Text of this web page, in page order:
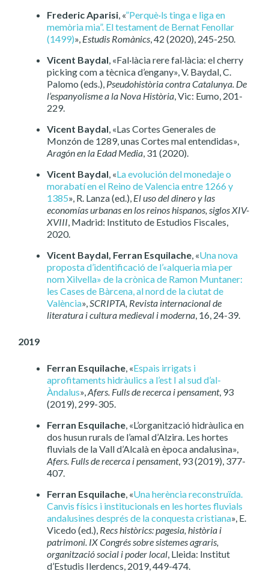
Frederic Aparisi, «”Perquè·ls tinga e liga en
memòria mia”. El testament de Bernat Fenollar
(1499)», Estudis Romànics, 42 (2020), 245-250.
Vicent Baydal, «Fal·làcia rere fal·làcia: el cherry
picking com a tècnica d’engany», V. Baydal, C.
Palomo (eds.), Pseudohistòria contra Catalunya. De
l’espanyolisme a la Nova Història, Vic: Eumo, 201-
229.
Vicent Baydal, «Las Cortes Generales de
Monzón de 1289, unas Cortes mal entendidas»,
Aragón en la Edad Media, 31 (2020).
Vicent Baydal, «La evolución del monedaje o
morabatí en el Reino de Valencia entre 1266 y
1385», R. Lanza (ed.), El uso del dinero y las
economías urbanas en los reinos hispanos, siglos XIV-
XVIII, Madrid: Instituto de Estudios Fiscales,
2020.
Vicent Baydal, Ferran Esquilache, «Una nova
proposta d’identificació de l’«alqueria mia per
nom Xilvella» de la crònica de Ramon Muntaner:
les Cases de Bàrcena, al nord de la ciutat de
València»,SCRIPTA, Revista internacional de
literatura i cultura medieval i moderna, 16, 24-39.
2019
Ferran Esquilache, «Espais irrigats i
aprofitaments hidràulics a l’est I al sud d’al-
Àndalus»,Afers. Fulls de recerca i pensament, 93
(2019), 299-305.
Ferran Esquilache, «L’organització hidràulica en
dos husun rurals de l’amal d’Alzira. Les hortes
fluvials de la Vall d’Alcalà en època andalusina»,
Afers. Fulls de recerca i pensament, 93 (2019), 377-
407.
Ferran Esquilache, «Una herència reconstruïda.
Canvis físics i institucionals en les hortes fluvials
andalusines després de la conquesta cristiana», E.
Vicedo (ed.), Recs històrics: pagesia, història i
patrimoni. IX Congrés sobre sistemes agraris,
organització social i poder local, Lleida: Institut
d’Estudis Ilerdencs, 2019, 449-474.